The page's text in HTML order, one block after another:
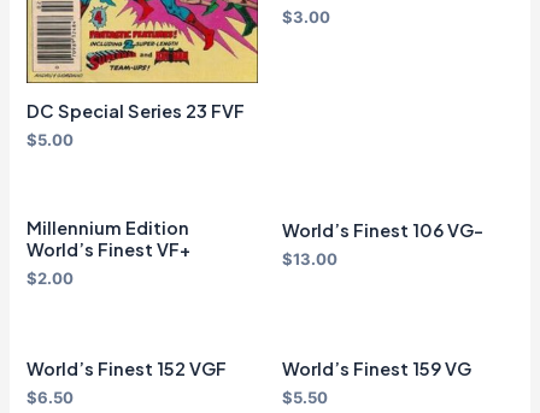
DC Special Series 23 FVF
$5.00
$3.00
Millennium Edition
World’s Finest VF+
$2.00
World’s Finest 106 VG-
$13.00
World’s Finest 152 VGF
$6.50
World’s Finest 159 VG
$5.50